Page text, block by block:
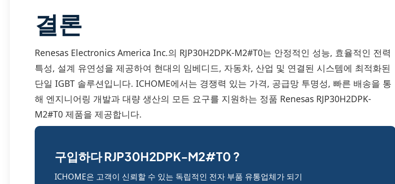
결론
Renesas Electronics America Inc.의 RJP30H2DPK-M2#T0는 안정적인 성능, 효율적인 전력
특성, 설계 유연성을 제공하여 현대의 임베디드, 자동차, 산업 및 연결된 시스템에 최적화된
단일 IGBT 솔루션입니다. ICHOME에서는 경쟁력 있는 가격, 공급망 투명성, 빠른 배송을 통
해 엔지니어링 개발과 대량 생산의 모든 요구를 지원하는 정품 Renesas RJP30H2DPK-
M2#T0 제품을 제공합니다.
구입하다 RJP30H2DPK-M2#T0 ?
ICHOME은 고객이 신뢰할 수 있는 독립적인 전자 부품 유통업체가 되기